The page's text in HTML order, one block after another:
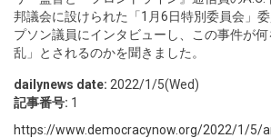
邦議会に設けられた「1月6日特別委員会」
プソン議員にインタビューし、この事件が
乱」とされるのかを聞きました。
dailynews date: 2022/1/5(Wed)
記事番号: 1
https://www.democracynow.org/2022/1/5/